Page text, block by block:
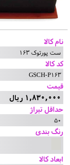
نام کالا
ست پورتوک 163
کد کالا
GSCH-P163
قیمت
1,830,000 ریال
حداقل تیراژ
50
رنگ بندی
ابعاد کالا